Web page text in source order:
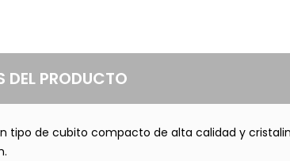
DEL PRODUCTO
tipo de cubito compacto de alta calidad y